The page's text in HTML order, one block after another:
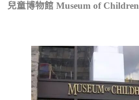
兒童博物館 Museum of Children